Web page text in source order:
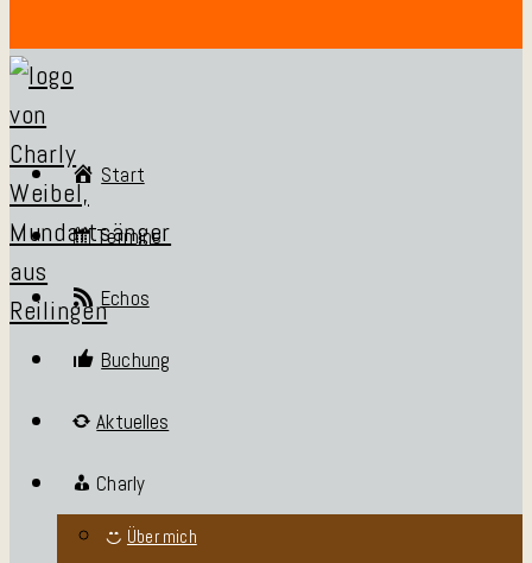
Start
Termine
Echos
Buchung
Aktuelles
Charly
Über mich